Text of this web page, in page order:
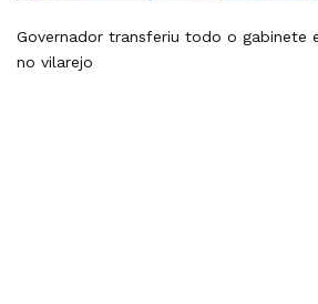
Governador transferiu todo o gabinete
no vilarejo